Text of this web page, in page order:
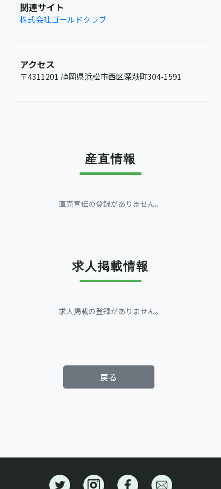
関連サイト
株式会社ゴールドクラブ
アクセス
〒4311201 静岡県浜松市西区深萩町304-1591
産直情報
直売宣伝の登録がありません。
求人掲載情報
求人掲載の登録がありません。
戻る